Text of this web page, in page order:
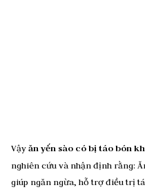
Vậyăn yến sào có bị táo bón
nghiên cứu và nhận định rằng:
giúp ngăn ngừa, hỗ trợ điều trị